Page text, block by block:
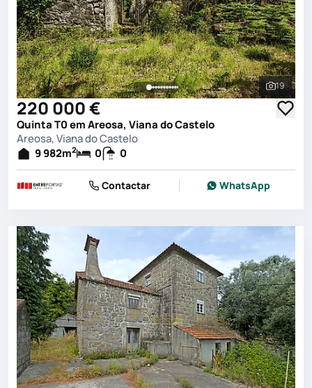
Ver
19
220 000 €
Quinta T0 em Areosa, Viana do Castelo
Areosa, Viana do Castelo
9 982m2 0 0
Contactar WhatsApp